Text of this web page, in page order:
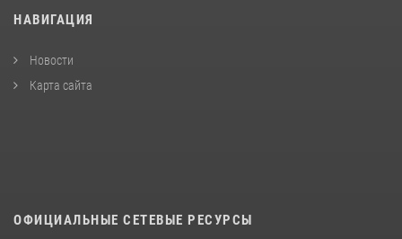
НАВИГАЦИЯ
Новости
Карта сайта
ОФИЦИАЛЬНЫЕ СЕТЕВЫЕ РЕСУРСЫ